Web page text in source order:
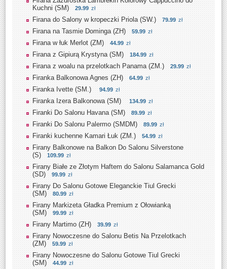
Kuchni (SM)
29.99 zł
Firana do Salony w kropeczki Priola (SW.) 79.99 zł
Firana na Tasmie Dominga (ZH) 59.99 zł
Firana w łuk Merlot (ZM) 44.99 zł
Firana z Gipiurą Krystyna (SM) 184.99 zł
Firana z woalu na przelotkach Panama (ZM.) 29.99 zł
Firanka Balkonowa Agnes (ZH) 64.99 zł
Firanka Ivette (SM.) 94.99 zł
Firanka Izera Balkonowa (SM) 134.99 zł
Firanki Do Salonu Havana (SM) 89.99 zł
Firanki Do Salonu Palermo (SMDM) 89.99 zł
Firanki kuchenne Kamari Łuk (ZM.) 54.99 zł
Firany Balkonowe na Balkon Do Salonu Silverstone
(S)
109.99 zł
Firany Białe ze Złotym Haftem do Salonu Salamanca Gold
(SD)
99.99 zł
Firany Do Salonu Gotowe Eleganckie Tiul Grecki
(SM)
80.99 zł
Firany Markizeta Gładka Premium z Ołowianką
(SM)
99.99 zł
Firany Martimo (ZH) 39.99 zł
Firany Nowoczesne do Salonu Betis Na Przelotkach
(ZM)
59.99 zł
Firany Nowoczesne do Salonu Gotowe Tiul Grecki
(SM)
44.99 zł